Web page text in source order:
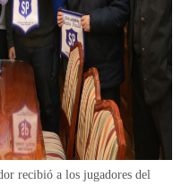
recibió a los jugadores del